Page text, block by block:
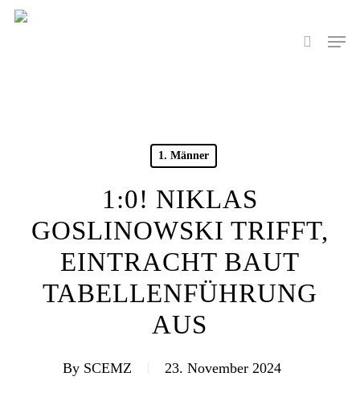
Skip
search
Menu
1. Männer
1:0! NIKLAS
GOSLINOWSKI TRIFFT,
EINTRACHT BAUT
TABELLENFÜHRUNG
AUS
By SCEMZ 23. November 2024